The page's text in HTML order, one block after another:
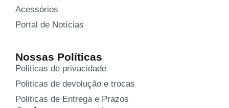
Acessórios
Portal de Notícias
Nossas Políticas
Politicas de privacidade
Politicas de devolução e trocas
Politicas de Entrega e Prazos